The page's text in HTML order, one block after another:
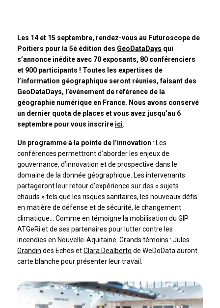
Les 14 et 15 septembre, rendez-vous au Futuroscope de
Poitiers pour la 5è édition des GeoDataDays qui
s’annonce inédite avec 70 exposants, 80 conférenciers
et 900 participants ! Toutes les expertises de
l’information géographique seront réunies, faisant des
GeoDataDays, l’événement de référence de la
géographie numérique en France. Nous avons conservé
un dernier quota de places et vous avez jusqu’au 6
septembre pour vous inscrire ici
Un programme à la pointe de l’innovation : Les
conférences permettront d’aborder les enjeux de
gouvernance, d’innovation et de prospective dans le
domaine de la donnée géographique. Les intervenants
partageront leur retour d’expérience sur des « sujets
chauds » tels que les risques sanitaires, les nouveaux défis
en matière de défense et de sécurité, le changement
climatique… Comme en témoigne la mobilisation du GIP
ATGeRi et de ses partenaires pour lutter contre les
incendies en Nouvelle-Aquitaine. Grands témoins : Jules
Grandin des Echos etClara Dealberto de WeDoData auront
carte blanche pour présenter leur travail.